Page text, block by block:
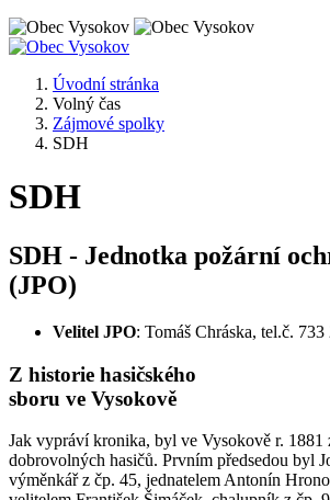
Úvodní stránka
Volný čas
Zájmové spolky
SDH
SDH
SDH - Jednotka požární
(JPO)
Velitel JPO: Tomáš Chráska, tel.č. 733
Z historie hasičského
sboru ve
Jak vypráví kronika, byl ve Vysokově r. 1881
dobrovolných hasičů. Prvním předsedou byl
výměnkář z čp. 45, jednatelem Antonín